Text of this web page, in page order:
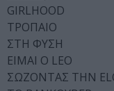
GIRLHOOD
ΤΡΟΠΑΙΟ
ΣΤΗ ΦΥΣΗ
ΕΙΜΑΙ Ο LEO
ΣΩΖΟΝΤΑΣ ΤΗΝ